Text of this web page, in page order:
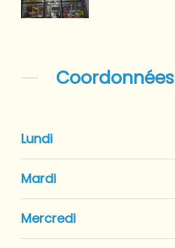
Coordonnées
Lundi
Mardi
Mercredi